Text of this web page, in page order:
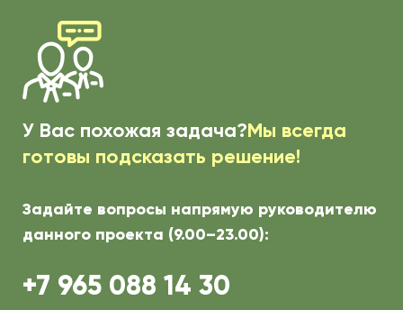
У Вас похожая задача?Мы всегда
готовы подсказать решение!
Задайте вопросы напрямую руководителю
данного проекта (9.00–23.00):
+7 965 088 14 30